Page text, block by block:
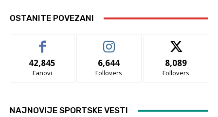
OSTANITE POVEZANI
42,845
Fanovi
6,644
Follovers
8,089
Follovers
NAJNOVIJE SPORTSKE VESTI